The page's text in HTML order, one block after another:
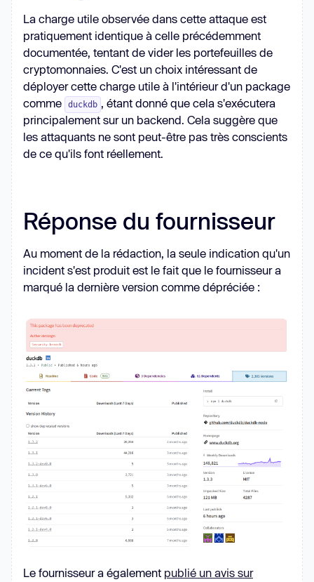
La charge utile observée dans cette attaque est
pratiquement identique à celle précédemment
documentée, tentant de vider les portefeuilles de
cryptomonnaies. C'est un choix intéressant de
déployer cette charge utile à l'intérieur d'un package
comme
duckdb , étant donné que cela s'exécutera
principalement sur un backend. Cela suggère que
les attaquants ne sont peut-être pas très conscients
de ce qu'ils font réellement.
Réponse du fournisseur
Au moment de la rédaction, la seule indication qu'un
incident s'est produit est le fait que le fournisseur a
marqué la dernière version comme dépréciée :
Le fournisseur a également publié un avis sur